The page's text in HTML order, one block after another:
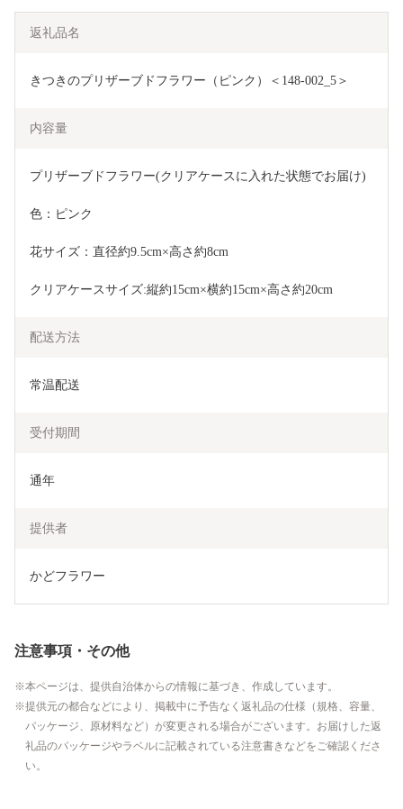
返礼品名
きつきのプリザーブドフラワー（ピンク）＜148-002_5＞
内容量
プリザーブドフラワー(クリアケースに入れた状態でお届け)
色：ピンク
花サイズ：直径約9.5cm×高さ約8cm
クリアケースサイズ:縦約15cm×横約15cm×高さ約20cm
配送方法
常温配送
受付期間
通年
提供者
かどフラワー
注意事項・その他
本ページは、提供自治体からの情報に基づき、作成しています。
提供元の都合などにより、掲載中に予告なく返礼品の仕様（規格、容量、
パッケージ、原材料など）が変更される場合がございます。お届けした返
礼品のパッケージやラベルに記載されている注意書きなどをご確認くださ
い。